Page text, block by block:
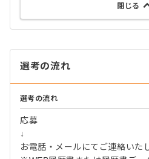
閉じる
選考の流れ
選考の流れ
応募
↓
お電話・メールにてご連絡いた